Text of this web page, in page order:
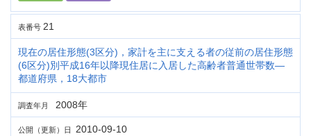
表番号 21
現在の居住形態(3区分)，家計を主に支える者の従前の居住形態
(6区分)別平成16年以降現住居に入居した高齢者普通世帯数―
都道府県，18大都市
調査年月 2008年
公開（更新）日 2010-09-10